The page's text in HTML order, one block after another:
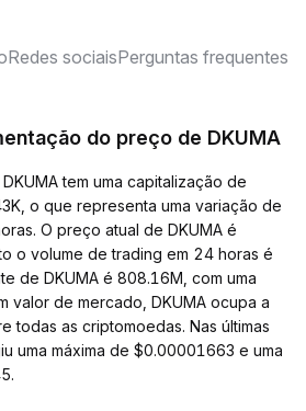
Redes sociaisPerguntas frequentes
do preço de DKUMA
tem uma capitalização de
o que representa uma variação de
O preço atual de DKUMA é
o volume de trading em 24 horas é
de DKUMA é 808.16M, com uma
valor de mercado, DKUMA ocupa a
todas as criptomoedas. Nas últimas
uma máxima de $0.00001663 e uma